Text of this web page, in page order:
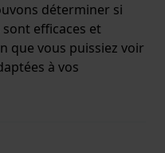
déterminer si
efficaces et
que vous puissiez voir
à vos